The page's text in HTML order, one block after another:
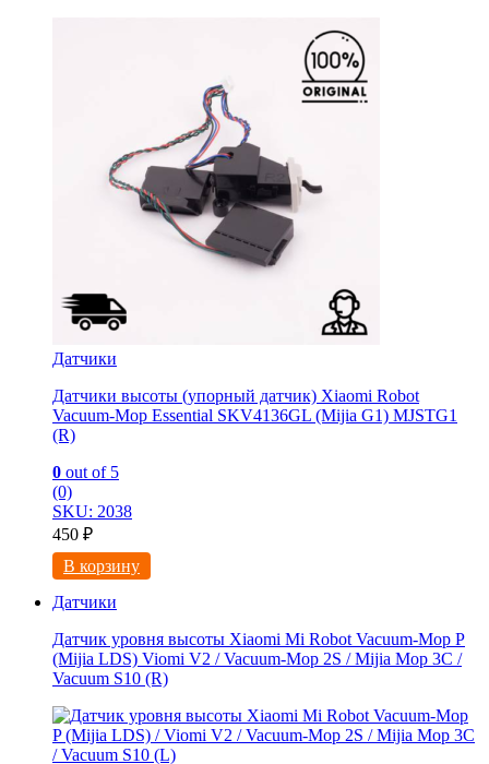
Датчики
Датчики высоты (упорный датчик) Xiaomi Robot
Vacuum-Mop Essential SKV4136GL (Mijia G1) MJSTG1
(R)
0 out of 5
(0)
SKU: 2038
450 ₽
В корзину
Датчики
Датчик уровня высоты Xiaomi Mi Robot Vacuum-Mop P
(Mijia LDS) Viomi V2 / Vacuum-Mop 2S / Mijia Mop 3C /
Vacuum S10 (R)